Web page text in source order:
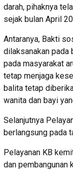
darah, pihaknya
sejak bulan April
Antaranya, Bakti
dilaksanakan pada
pada masyarakat
tetap menjaga
balita tetap
wanita dan bayi
Selanjutnya
berlangsung pada
Pelayanan KB
dan pembangunan